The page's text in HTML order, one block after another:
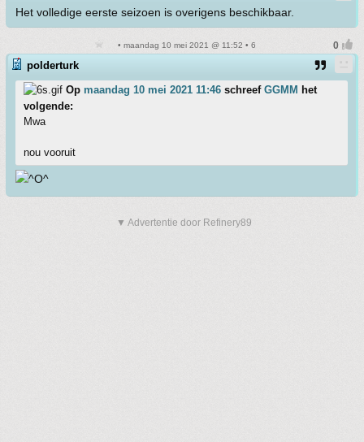
Het volledige eerste seizoen is overigens beschikbaar.
• maandag 10 mei 2021 @ 11:52 • 6
polderturk
Op maandag 10 mei 2021 11:46 schreef GGMM het
volgende:
Mwa
nou vooruit
▼ Advertentie door Refinery89